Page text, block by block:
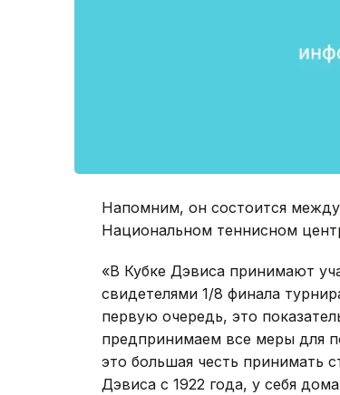
Напомним, он состоится
Национальном теннисном
«В Кубке Дэвиса принимают
свидетелями 1/8 финала
первую очередь, это
предпринимаем все меры для
это большая честь принимать
Дэвиса с 1922 года, у себя